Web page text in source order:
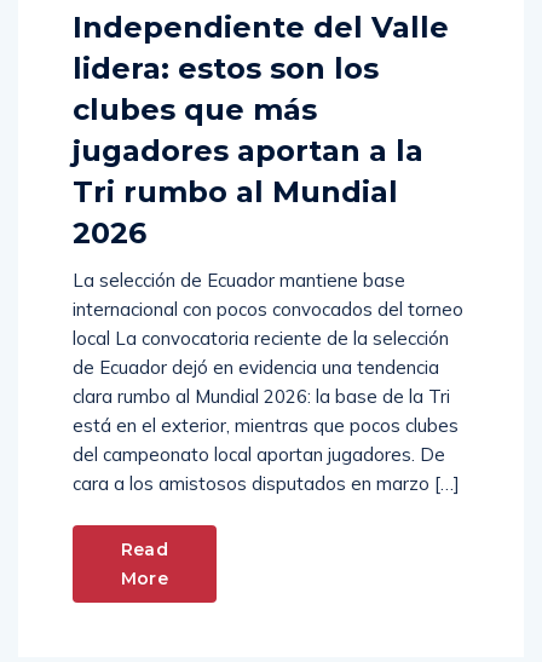
Independiente del Valle
lidera: estos son los
clubes que más
jugadores aportan a la
Tri rumbo al Mundial
2026
La selección de Ecuador mantiene base
internacional con pocos convocados del torneo
local La convocatoria reciente de la selección
de Ecuador dejó en evidencia una tendencia
clara rumbo al Mundial 2026: la base de la Tri
está en el exterior, mientras que pocos clubes
del campeonato local aportan jugadores. De
cara a los amistosos disputados en marzo […]
Read
More